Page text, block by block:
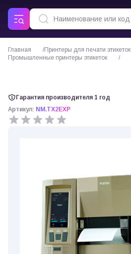
Главная
Принтеры для печати этикеток
Промышленные принтеры этикеток
Гарантия производителя 1 год
Артикул: NM.TX2EXP